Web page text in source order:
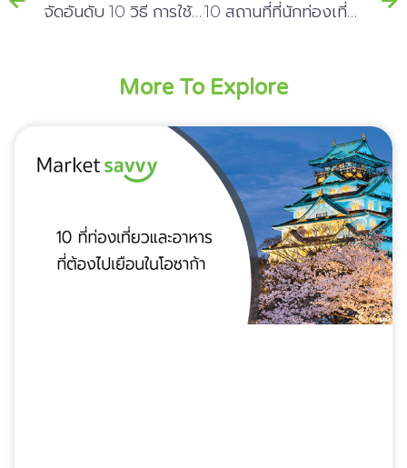
จัดอันดับ 10 วิธี การใช้บัตรเครดิตอย่างฉลาด ทำแล้วได้ผลดีจริง 10 สถานที่ที่นักท่องเที่ยวรีวิวมากที่สุดเมื่อ ไปฮ่องกง
More To Explore